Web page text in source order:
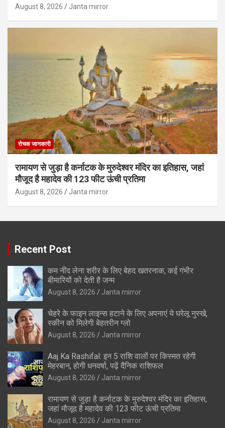
August 8, 2026 Janta mirror
रोचक जानकारी
रामायण से जुड़ा है कर्नाटक के मुरुदेश्वर मंदिर का इतिहास, जहां
मौजूद है महादेव की 123 फीट ऊंची प्रतिमा
August 8, 2026 Janta mirror
Recent Post
कम नींद लेना शरीर के लिए बेहद खतरनाक, कई गंभीर
बीमारियों को देती है जन्म
August 8, 2026 Janta mirror
चेहरे के फाइन लाइन्स हटाने के लिए अपनाएं ये घरेलू नुस्खे,
स्कीन को मिलेगी बेहतरीन ग्लो
August 8, 2026 Janta mirror
Aaj Ka Rashifal: इन 5 राशि वालों पर किस्मत रहेगी
मेहरबान, होगी धनवर्षा, पढ़ें दैनिक राशिफल
August 8, 2026 Janta mirror
रामायण से जुड़ा है कर्नाटक के मुरुदेश्वर मंदिर का इतिहास,
जहां मौजूद है महादेव की 123 फीट ऊंची प्रतिमा
August 8, 2026 Janta mirror